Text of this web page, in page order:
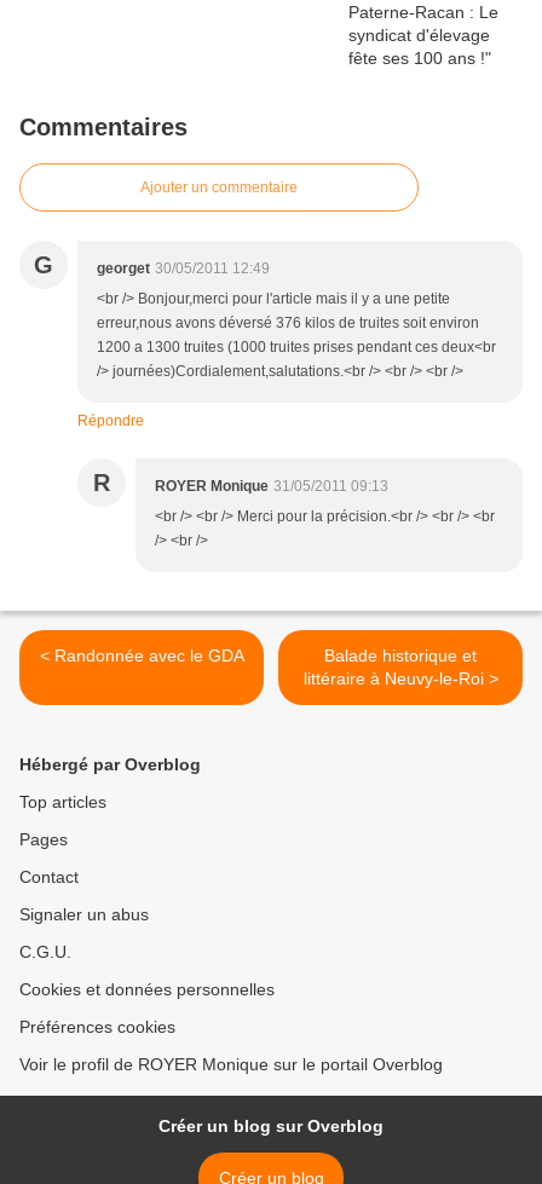
Commentaires
Ajouter un commentaire
G georget 30/05/2011 12:49
<br /> Bonjour,merci pour l'article mais il y a une petite
erreur,nous avons déversé 376 kilos de truites soit environ
1200 a 1300 truites (1000 truites prises pendant ces deux<br
/> journées)Cordialement,salutations.<br /> <br /> <br />
Répondre
R ROYER Monique 31/05/2011 09:13
<br /> <br /> Merci pour la précision.<br /> <br /> <br
/> <br />
< Randonnée avec le GDA
Balade historique et
littéraire à Neuvy-le-Roi >
Hébergé par Overblog
Top articles
Pages
Contact
Signaler un abus
C.G.U.
Cookies et données personnelles
Préférences cookies
Voir le profil de ROYER Monique sur le portail Overblog
Créer un blog sur Overblog
Créer un blog